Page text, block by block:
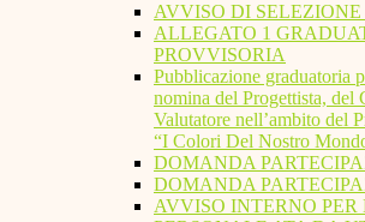
AVVISO DI SELEZIONE
ALLEGATO 1
PROVVISORIA
Pubblicazione graduatoria
nomina del Progettista, del
Valutatore nell’ambito del
“I Colori Del Nostro
DOMANDA
DOMANDA
AVVISO INTERNO PER